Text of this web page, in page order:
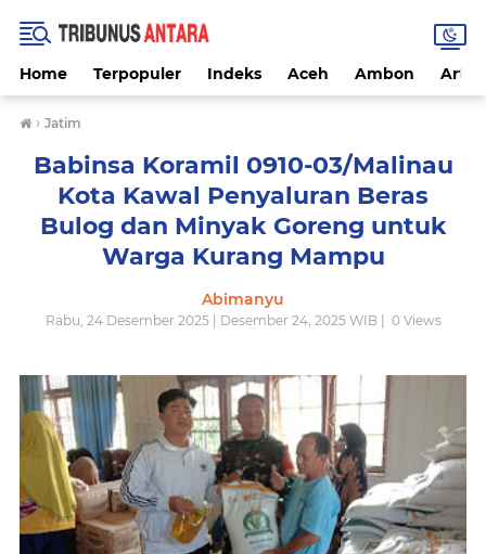
Home Terpopuler Indeks Aceh Ambon
› Jatim
Babinsa Koramil 0910-03/Malinau
Kota Kawal Penyaluran Beras
Bulog dan Minyak Goreng untuk
Warga Kurang Mampu
Abimanyu
Rabu, 24 Desember 2025 | Desember 24, 2025 WIB | 0Views